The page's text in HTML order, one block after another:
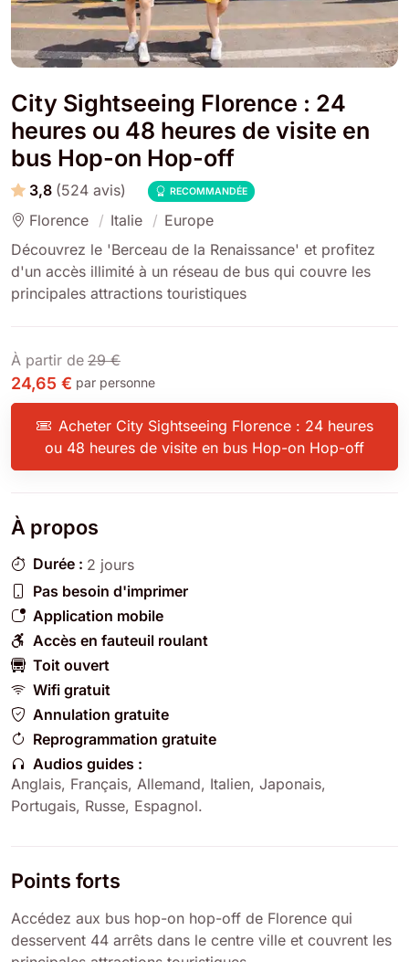
City Sightseeing Florence : 24
heures ou 48 heures de visite en
bus Hop-on Hop-off
3,8 (524 avis) RECOMMANDÉE
Florence Italie
Europe
Découvrez le 'Berceau de la Renaissance' et profitez
d'un accès illimité à un réseau de bus qui couvre les
principales attractions touristiques
À partir de 29 €
24,65 € par personne
Acheter City Sightseeing Florence : 24 heures
ou 48 heures de visite en bus Hop-on Hop-off
À propos
Durée : 2 jours
Pas besoin d'imprimer
Application mobile
Accès en fauteuil roulant
Toit ouvert
Wifi gratuit
Annulation gratuite
Reprogrammation gratuite
Audios guides :
Anglais, Français, Allemand, Italien, Japonais,
Portugais, Russe, Espagnol.
Points forts
Accédez aux bus hop-on hop-off de Florence qui
desservent 44 arrêts dans le centre ville et couvrent les